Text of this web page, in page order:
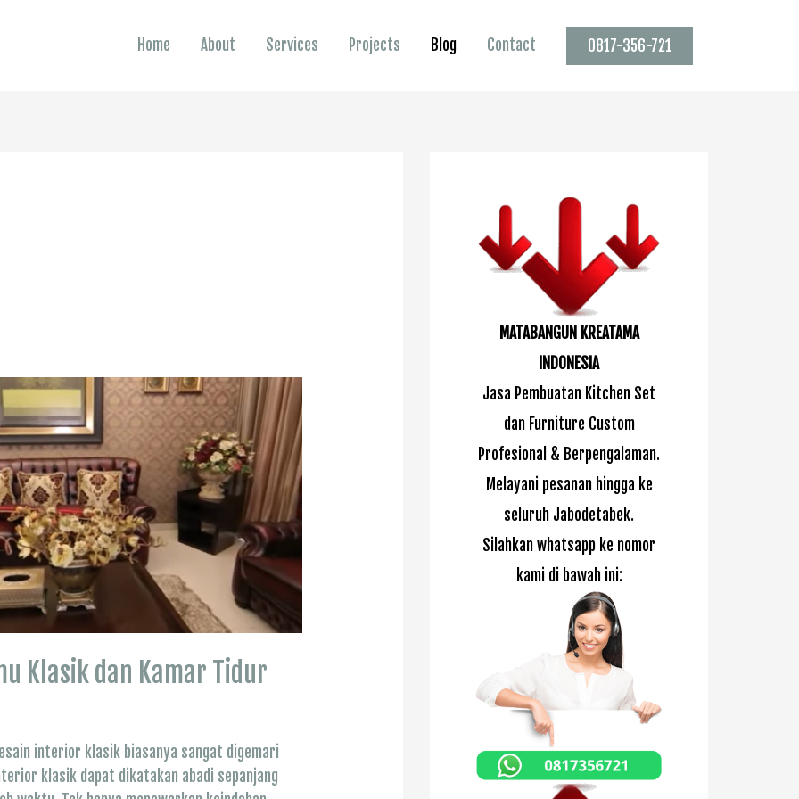
Home About Services Projects Blog Contact 0817-356-721
Klasik dan Kamar Tidur
interior klasik biasanya sangat digemari
klasik dapat dikatakan abadi sepanjang
MATABANGUN KREATAMA
INDONESIA
Jasa Pembuatan Kitchen Set
dan Furniture Custom
Profesional & Berpengalaman.
Melayani pesanan hingga ke
seluruh Jabodetabek.
Silahkan whatsapp ke nomor
kami di bawah ini: